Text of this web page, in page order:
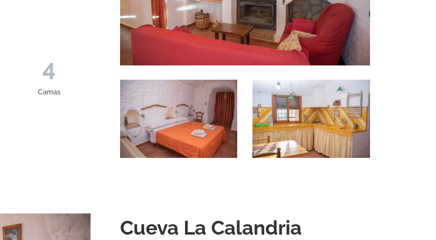
4
Camas
Cueva La Calandria